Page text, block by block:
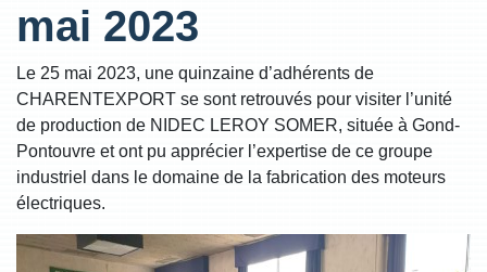
mai 2023
Le 25 mai 2023, une quinzaine d’adhérents de
CHARENTEXPORT se sont retrouvés pour visiter l’unité
de production de NIDEC LEROY SOMER, située à Gond-
Pontouvre et ont pu apprécier l’expertise de ce groupe
industriel dans le domaine de la fabrication des moteurs
électriques.